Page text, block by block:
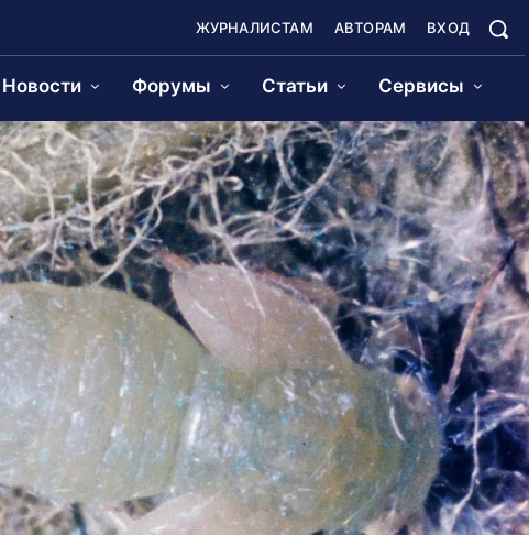
ЖУРНАЛИСТАМ АВТОРАМ ВХОД
Новости Форумы Статьи Сервисы